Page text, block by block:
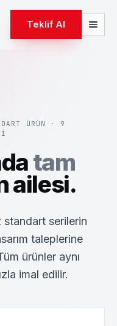
Teklif Al
ÜRÜN · 9
tam
ailesi.
serilerin
taleplerine
ürünler aynı
imal edilir.